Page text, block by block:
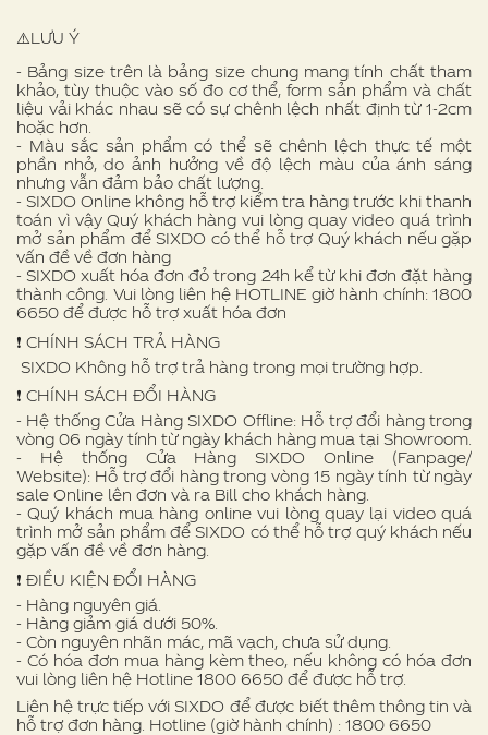
⚠️LƯU Ý
- Bảng size trên là bảng size chung mang tính chất tham
khảo, tùy thuộc vào số đo cơ thể, form sản phẩm và chất
liệu vải khác nhau sẽ có sự chênh lệch nhất định từ 1-2cm
hoặc hơn.
- Màu sắc sản phẩm có thể sẽ chênh lệch thực tế một
phần nhỏ, do ảnh hưởng về độ lệch màu của ánh sáng
nhưng vẫn đảm bảo chất lượng.
- SIXDO Online không hỗ trợ kiểm tra hàng trước khi thanh
toán vì vậy Quý khách hàng vui lòng quay video quá trình
mở sản phẩm để SIXDO có thể hỗ trợ Quý khách nếu gặp
vấn đề về đơn hàng
- SIXDO xuất hóa đơn đỏ trong 24h kể từ khi đơn đặt hàng
thành công. Vui lòng liên hệ HOTLINE giờ hành chính: 1800
6650 để được hỗ trợ xuất hóa đơn
❗️ CHÍNH SÁCH TRẢ HÀNG
SIXDO Không hỗ trợ trả hàng trong mọi trường hợp.
❗️ CHÍNH SÁCH ĐỔI HÀNG
- Hệ thống Cửa Hàng SIXDO Offline: Hỗ trợ đổi hàng trong
vòng 06 ngày tính từ ngày khách hàng mua tại Showroom.
- Hệ thống Cửa Hàng SIXDO Online (Fanpage/
Website): Hỗ trợ đổi hàng trong vòng 15 ngày tính từ ngày
sale Online lên đơn và ra Bill cho khách hàng.
- Quý khách mua hàng online vui lòng quay lại video quá
trình mở sản phẩm để SIXDO có thể hỗ trợ quý khách nếu
gặp vấn đề về đơn hàng.
❗ ️ĐIỀU KIỆN ĐỔI HÀNG
- Hàng nguyên giá.
- Hàng giảm giá dưới 50%.
- Còn nguyên nhãn mác, mã vạch, chưa sử dụng.
- Có hóa đơn mua hàng kèm theo, nếu không có hóa đơn
vui lòng liên hệ Hotline 1800 6650 để được hỗ trợ.
Liên hệ trực tiếp với SIXDO để được biết thêm thông tin và
hỗ trợ đơn hàng. Hotline (giờ hành chính) : 1800 6650